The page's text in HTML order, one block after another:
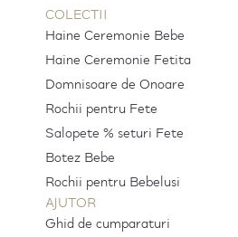
COLECTII
Haine Ceremonie Bebe
Haine Ceremonie Fetita
Domnisoare de Onoare
Rochii pentru Fete
Salopete % seturi Fete
Botez Bebe
Rochii pentru Bebelusi
AJUTOR
Ghid de cumparaturi